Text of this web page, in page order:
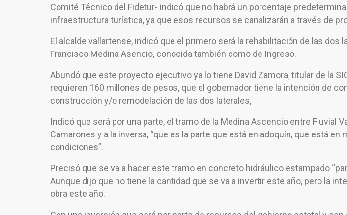
Comité Técnico del Fidetur- indicó que no habrá un porcentaje
infraestructura turística, ya que esos recursos se canalizarán a través de
El alcalde vallartense, indicó que el primero será la rehabilitación de las dos
Francisco Medina Asencio, conocida también como de Ingreso.
Abundó que este proyecto ejecutivo ya lo tiene David Zamora, titular de la
requieren 160 millones de pesos, que el gobernador tiene la intención de
construcción y/o remodelación de las dos laterales,
Indicó que será por una parte, el tramo de la Medina Ascencio entre Fluvial
Camarones y a la inversa, “que es la parte que está en adoquín, que está en
condiciones”.
Precisó que se va a hacer este tramo en concreto hidráulico estampado
Aunque dijo que no tiene la cantidad que se va a invertir este año, pero la
obra este año.